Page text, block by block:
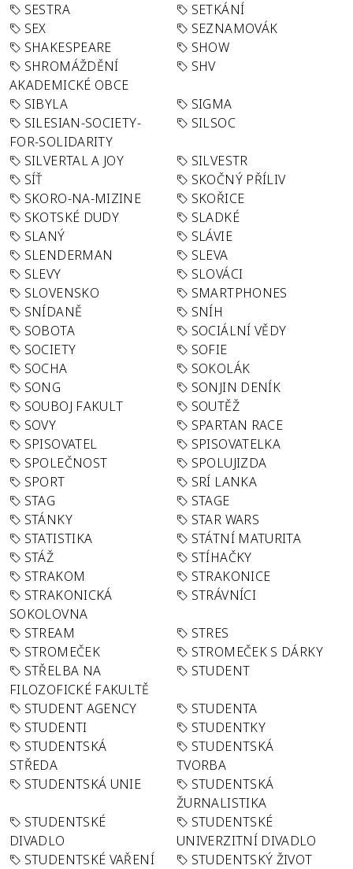
SESTRA
SETKÁNÍ
SEX
SEZNAMOVÁK
SHAKESPEARE
SHOW
SHROMÁŽDĚNÍ
AKADEMICKÉ OBCE
SHV
SIBYLA
SIGMA
SILESIAN-SOCIETY-
FOR-SOLIDARITY
SILSOC
SILVERTAL A JOY
SILVESTR
SÍŤ
SKOČNÝ PŘÍLIV
SKORO-NA-MIZINE
SKOŘICE
SKOTSKÉ DUDY
SLADKÉ
SLANÝ
SLÁVIE
SLENDERMAN
SLEVA
SLEVY
SLOVÁCI
SLOVENSKO
SMARTPHONES
SNÍDANĚ
SNÍH
SOBOTA
SOCIÁLNÍ VĚDY
SOCIETY
SOFIE
SOCHA
SOKOLÁK
SONG
SONJIN DENÍK
SOUBOJ FAKULT
SOUTĚŽ
SOVY
SPARTAN RACE
SPISOVATEL
SPISOVATELKA
SPOLEČNOST
SPOLUJIZDA
SPORT
SRÍ LANKA
STAG
STAGE
STÁNKY
STAR WARS
STATISTIKA
STÁTNÍ MATURITA
STÁŽ
STÍHAČKY
STRAKOM
STRAKONICE
STRAKONICKÁ
SOKOLOVNA
STRÁVNÍCI
STREAM
STRES
STROMEČEK
STROMEČEK S DÁRKY
STŘELBA NA
FILOZOFICKÉ FAKULTĚ
STUDENT
STUDENT AGENCY
STUDENTA
STUDENTI
STUDENTKY
STUDENTSKÁ
STŘEDA
STUDENTSKÁ
TVORBA
STUDENTSKÁ UNIE
STUDENTSKÁ
ŽURNALISTIKA
STUDENTSKÉ
DIVADLO
STUDENTSKÉ
UNIVERZITNÍ DIVADLO
STUDENTSKÉ VAŘENÍ
STUDENTSKÝ ŽIVOT